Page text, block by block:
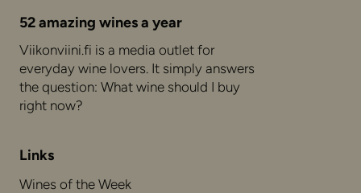
52 amazing wines a year
Viikonviini.fi is a media outlet for
everyday wine lovers. It simply answers
the question: What wine should I buy
right now?
Links
Wines of the Week